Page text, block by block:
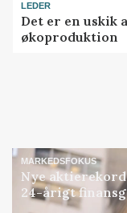
LEDER
Det er en uskik
økoproduktion
MARKEDSFOKUS
Nye
24-årigt